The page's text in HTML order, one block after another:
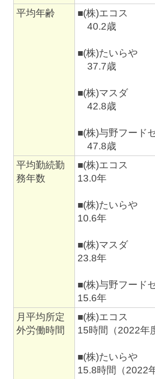
平均年齢
■(株)エコス
40.2歳
■(株)たいらや
37.7歳
■(株)マスダ
42.8歳
■(株)与野フード
47.8歳
平均勤続勤
務年数
■(株)エコス
13.0年
■(株)たいらや
10.6年
■(株)マスダ
23.8年
■(株)与野フード
15.6年
月平均所定
外労働時間
■(株)エコス
15時間（2022年
■(株)たいらや
15.8時間（2022